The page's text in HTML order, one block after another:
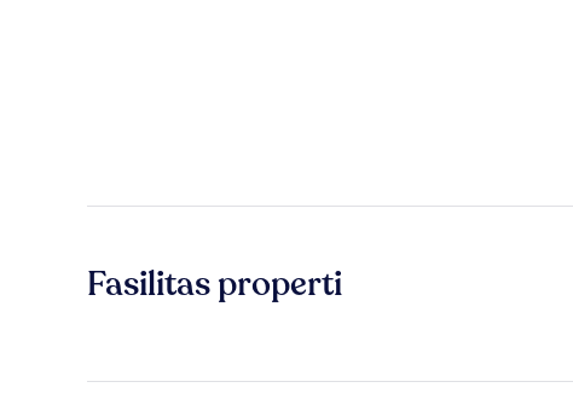
Fasilitas properti